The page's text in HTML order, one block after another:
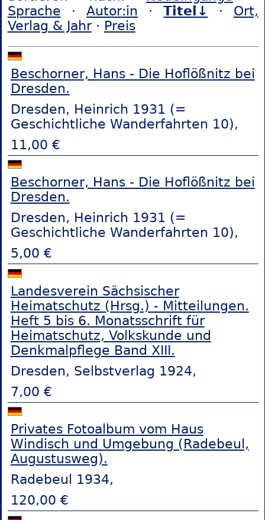
Sprache ·Autor:in ·Titel↓ · Ort,
Verlag & Jahr· Preis
Beschorner, Hans - Die Hoflößnitz bei
Dresden.
Dresden, Heinrich 1931 (=
Geschichtliche Wanderfahrten 10),
11,00 €
Beschorner, Hans - Die Hoflößnitz bei
Dresden.
Dresden, Heinrich 1931 (=
Geschichtliche Wanderfahrten 10),
5,00 €
Landesverein Sächsischer
Heimatschutz (Hrsg.) - Mitteilungen.
Heft 5 bis 6. Monatsschrift für
Heimatschutz, Volkskunde und
Denkmalpflege Band XIII.
Dresden, Selbstverlag 1924,
7,00 €
Privates Fotoalbum vom Haus
Windisch und Umgebung (Radebeul,
Augustusweg).
Radebeul 1934,
120,00 €